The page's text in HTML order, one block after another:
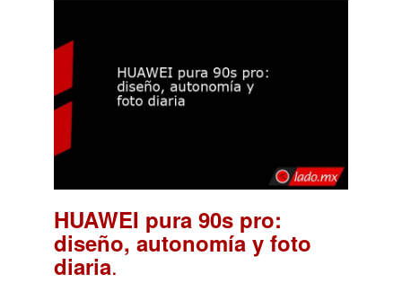
HUAWEI pura 90s pro:
diseño, autonomía y foto
diaria.